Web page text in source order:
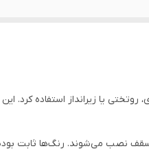
یا زیرانداز استفاده کرد.
سقف نصب می‌شوند. رنگ‌ها ثابت